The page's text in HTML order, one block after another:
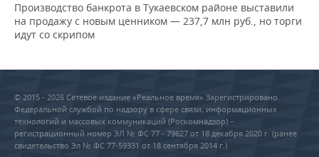
Производство банкрота в Тукаевском районе выставили
на продажу с новым ценником — 237,7 млн руб., но торги
идут со скрипом
© 2015 - 2026 Сетевое издание «Реальное время» Зарегистрировано
Федеральной службой по надзору в сфере связи, информационных
технологий и массовых коммуникаций (Роскомнадзор) –
регистрационный номер ЭЛ № ФС 77 - 79627 от 18 декабря 2020 г. (ранее
свидетельство Эл № ФС 77-59331 от 18 сентября 2014 г.)